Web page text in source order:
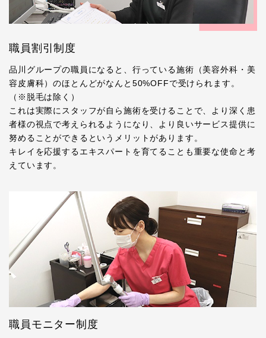
職員割引制度
品川グループの職員になると、行っている施術（美容外科・美
容皮膚科）のほとんどがなんと50%OFFで受けられます。
（※脱毛は除く）
これは実際にスタッフが自ら施術を受けることで、より深く患
者様の視点で考えられるようになり、より良いサービス提供に
努めることができるというメリットがあります。
キレイを応援するエキスパートを育てることも重要な使命と考
えています。
職員モニター制度